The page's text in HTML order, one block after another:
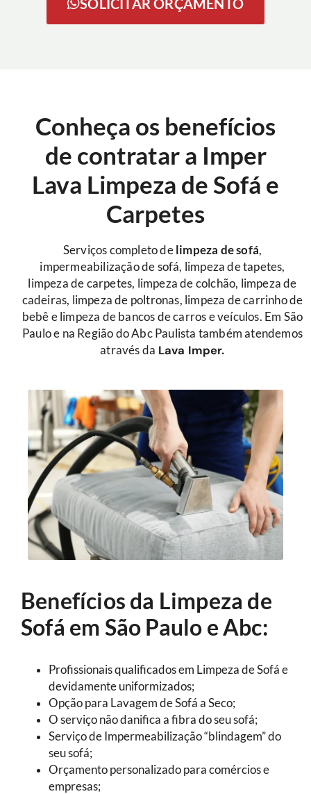
Conheça os benefícios
de contratar a Imper
Lava Limpeza de Sofá e
Carpetes
Serviços completo de limpeza de sofá,
impermeabilização de sofá, limpeza de tapetes,
limpeza de carpetes, limpeza de colchão, limpeza de
cadeiras, limpeza de poltronas, limpeza de carrinho de
bebê e limpeza de bancos de carros e veículos. Em São
Paulo e na Região do Abc Paulista também atendemos
através da Lava Imper.
Benefícios da Limpeza de
Sofá em São Paulo e Abc:
Profissionais qualificados em Limpeza de Sofá e
devidamente uniformizados;
Opção para Lavagem de Sofá a Seco;
O serviço não danifica a fibra do seu sofá;
Serviço de Impermeabilização “blindagem” do
seu sofá;
Orçamento personalizado para comércios e
empresas;